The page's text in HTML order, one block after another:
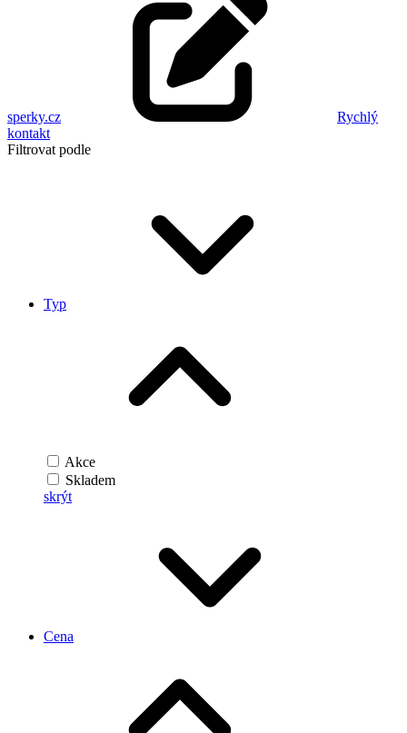
sperky.cz
Rychlý
kontakt
Filtrovat podle
Typ
Akce
Skladem
skrýt
Cena